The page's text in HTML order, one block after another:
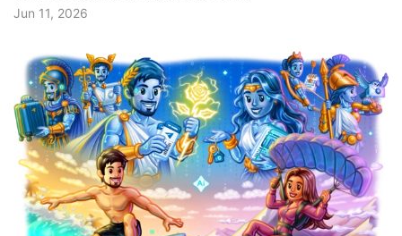
Jun 11, 2026